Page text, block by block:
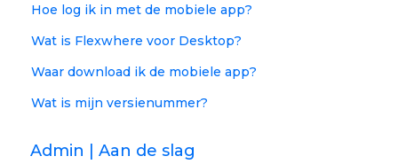
Hoe log ik in met de mobiele app?
Wat is Flexwhere voor Desktop?
Waar download ik de mobiele app?
Wat is mijn versienummer?
Admin | Aan de slag